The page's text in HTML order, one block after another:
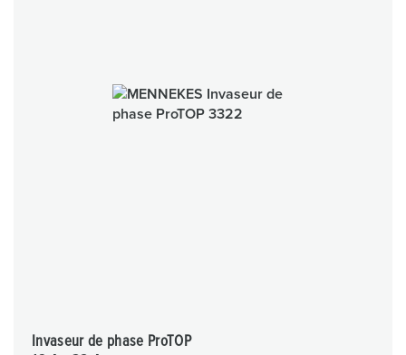
Invaseur de phase ProTOP